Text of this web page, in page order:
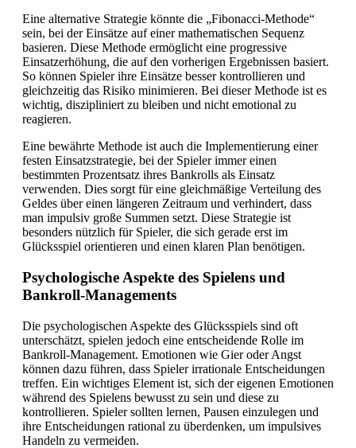
Eine alternative Strategie könnte die „Fibonacci-Methode“
sein, bei der Einsätze auf einer mathematischen Sequenz
basieren. Diese Methode ermöglicht eine progressive
Einsatzerhöhung, die auf den vorherigen Ergebnissen basiert.
So können Spieler ihre Einsätze besser kontrollieren und
gleichzeitig das Risiko minimieren. Bei dieser Methode ist es
wichtig, diszipliniert zu bleiben und nicht emotional zu
reagieren.
Eine bewährte Methode ist auch die Implementierung einer
festen Einsatzstrategie, bei der Spieler immer einen
bestimmten Prozentsatz ihres Bankrolls als Einsatz
verwenden. Dies sorgt für eine gleichmäßige Verteilung des
Geldes über einen längeren Zeitraum und verhindert, dass
man impulsiv große Summen setzt. Diese Strategie ist
besonders nützlich für Spieler, die sich gerade erst im
Glücksspiel orientieren und einen klaren Plan benötigen.
Psychologische Aspekte des Spielens und
Bankroll-Managements
Die psychologischen Aspekte des Glücksspiels sind oft
unterschätzt, spielen jedoch eine entscheidende Rolle im
Bankroll-Management. Emotionen wie Gier oder Angst
können dazu führen, dass Spieler irrationale Entscheidungen
treffen. Ein wichtiges Element ist, sich der eigenen Emotionen
während des Spielens bewusst zu sein und diese zu
kontrollieren. Spieler sollten lernen, Pausen einzulegen und
ihre Entscheidungen rational zu überdenken, um impulsives
Handeln zu vermeiden.